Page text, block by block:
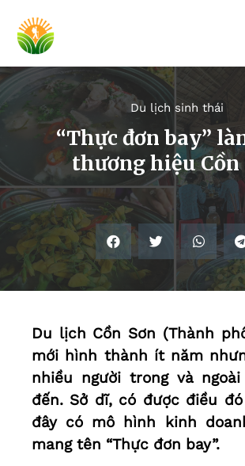
Du lịch sinh thái
“Thực đơn bay”
thương hiệu Cồn
Du lịch Cồn Sơn (Thành
mới hình thành ít năm
nhiều người trong và
đến. Sở dĩ, có được điều
đây có mô hình kinh
mang tên “Thực đơn bay”.